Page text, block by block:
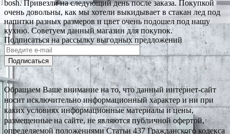
bosh. Привезли на следующий день после заказа. Покупкой
очень довольны, как мы хотели выкидывает в стакан лед под
напитки разных размеров и цвет очень подошел под нашу
кухню. Советуем данный магазин для покупок.
Подписаться на рассылку выгодных предложений
Подписаться
Обращаем Ваше внимание на то, что данный интернет-сайт
носит исключительно информационный характер и ни при
каких условиях информационные материалы и цены,
размещенные на сайте, не являются публичной офертой,
определяемой положениями Статьи 437 Гражданского кодекса